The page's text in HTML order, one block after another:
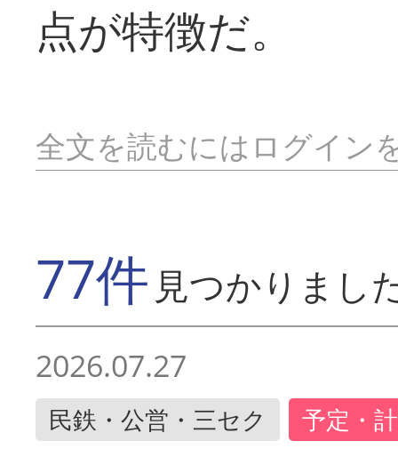
点が特徴だ。
全文を読むにはログイン
77件 見つかりまし
2026.07.27
民鉄・公営・三セク 予定・